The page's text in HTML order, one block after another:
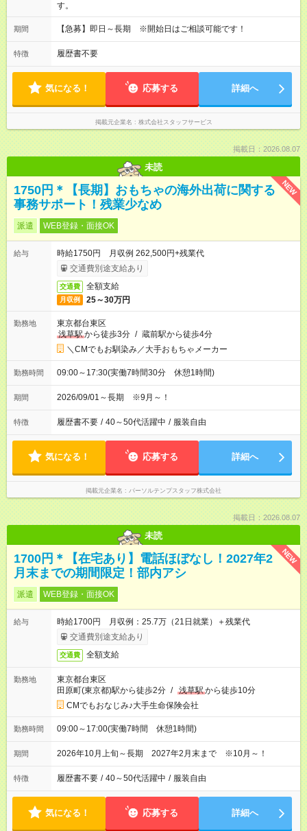
す。
期間 【急募】即日～長期 ※開始日はご相談可能です！
特徴 履歴書不要
気になる！ 応募する 詳細へ
掲載元企業名 株式会社スタッフサービス
掲載日：2026.08.07
未読
NEW
1750円＊【長期】おもちゃの海外出荷に関する
事務サポート！残業少なめ
派遣 WEB登録・面接OK
給与
時給1750円 月収例 262,500円+残業代
交通費別途支給あり
交通費 全額支給
月収例 25～30万円
勤務地
東京都台東区
浅草駅から徒歩3分 / 蔵前駅から徒歩4分
＼CMでもお馴染み／大手おもちゃメーカー
勤務時間 09:00～17:30(実働7時間30分 休憩1時間)
期間 2026/09/01～長期 ※9月～！
特徴 履歴書不要 / 40～50代活躍中 / 服装自由
気になる！ 応募する 詳細へ
掲載元企業名 パーソルテンプスタッフ株式会社
掲載日：2026.08.07
未読
NEW
1700円＊【在宅あり】電話ほぼなし！2027年2
月末までの期間限定！部内アシ
派遣 WEB登録・面接OK
給与
時給1700円 月収例：25.7万（21日就業）＋残業代
交通費別途支給あり
交通費 全額支給
勤務地
東京都台東区
田原町(東京都)駅から徒歩2分 / 浅草駅から徒歩10分
CMでもおなじみ♪大手生命保険会社
勤務時間 09:00～17:00(実働7時間 休憩1時間)
期間 2026年10月上旬～長期 2027年2月末まで ※10月～！
特徴 履歴書不要 / 40～50代活躍中 / 服装自由
気になる！ 応募する 詳細へ